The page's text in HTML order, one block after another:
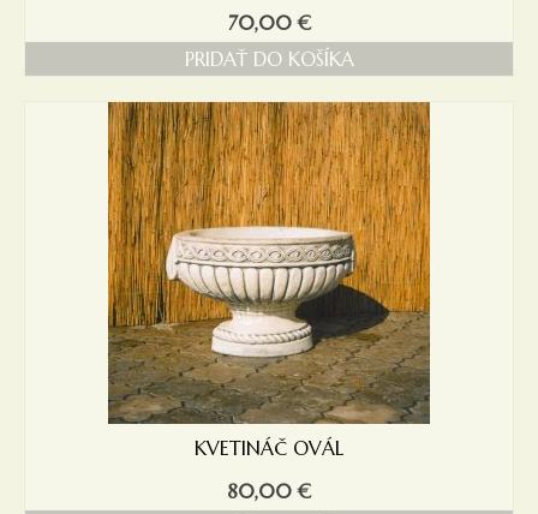
70,00€
PRIDAŤ DO KOŠÍKA
KVETINÁČ OVÁL
80,00€